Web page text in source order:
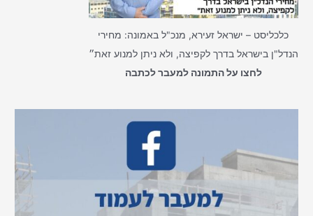
כלכליסט – ישראל זעירא, מנכ"ל באמונה: מחירי
הנדל"ן בישראל בדרך לקפיצה, ולא ניתן למנוע זאת״
לחצו על התמונה למעבר לכתבה